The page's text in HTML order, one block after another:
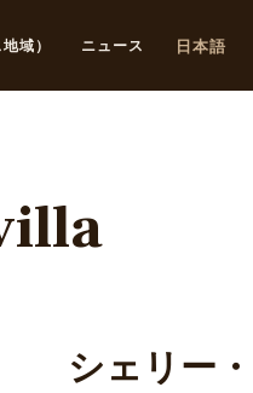
域） ニュース 日本語
シェリー